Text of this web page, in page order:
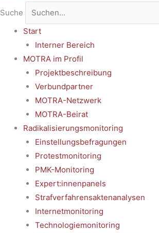
Suche
Start
Interner Bereich
MOTRA im Profil
Projektbeschreibung
Verbundpartner
MOTRA-Netzwerk
MOTRA-Beirat
Radikalisierungsmonitoring
Einstellungsbefragungen
Protestmonitoring
PMK-Monitoring
Expert:innenpanels
Strafverfahrensaktenanalysen
Internetmonitoring
Technologiemonitoring